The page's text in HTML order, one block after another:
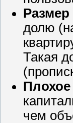
долю
Такая
чем